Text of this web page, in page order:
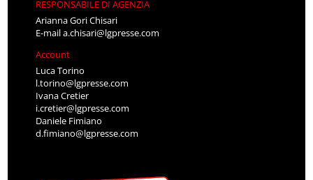
RESPONSABILE DI AGENZIA
Arianna Gori Chisari
E-maila.chisari@lgpresse.com
Account
Luca Torino
l.torino@lgpresse.com
Ivana Cretier
i.cretier@lgpresse.com
Daniele Fimiano
d.fimiano@lgpresse.com